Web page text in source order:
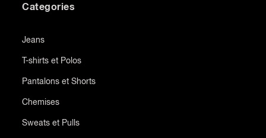
Categories
Jeans
T-shirts et Polos
Pantalons et Shorts
Chemises
Sweats et Pulls